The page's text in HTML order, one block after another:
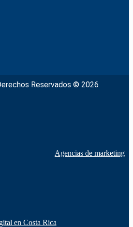
Reservados © 2026
Agencias de marketing
en Costa Rica